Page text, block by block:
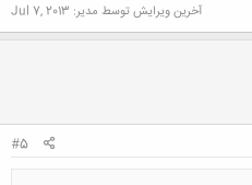
آخرین ویرایش توسط مدیر: Jul 7, 2013
#5